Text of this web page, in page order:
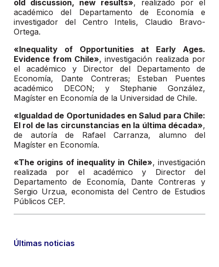
old discussion, new results», realizado por el
académico del Departamento de Economía e
investigador del Centro Intelis, Claudio Bravo-
Ortega.
«Inequality of Opportunities at Early Ages.
Evidence from Chile», investigación realizada por
el académico y Director del Departamento de
Economía, Dante Contreras; Esteban Puentes
académico DECON; y Stephanie González,
Magíster en Economía de la Universidad de Chile.
«Igualdad de Oportunidades en Salud para Chile:
El rol de las circunstancias en la última década»,
de autoría de Rafael Carranza, alumno del
Magíster en Economía.
«The origins of inequality in Chile», investigación
realizada por el académico y Director del
Departamento de Economía, Dante Contreras y
Sergio Urzua, economista del Centro de Estudios
Públicos CEP.
Últimas noticias